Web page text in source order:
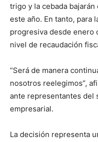
trigo y la cebada bajarán
este año. En tanto, para
progresiva desde enero
nivel de recaudación
“Será de manera
nosotros reelegimos”,
ante representantes del
empresarial.
La decisión representa